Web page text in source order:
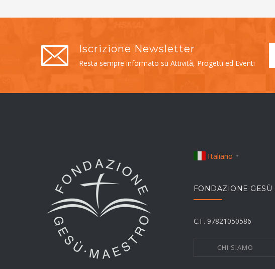
Iscrizione Newsletter
Resta sempre informato su Attività, Progetti ed Eventi
Italiano ▼
FONDAZIONE GESÙ
C.F. 97821050586
CHI SIAMO